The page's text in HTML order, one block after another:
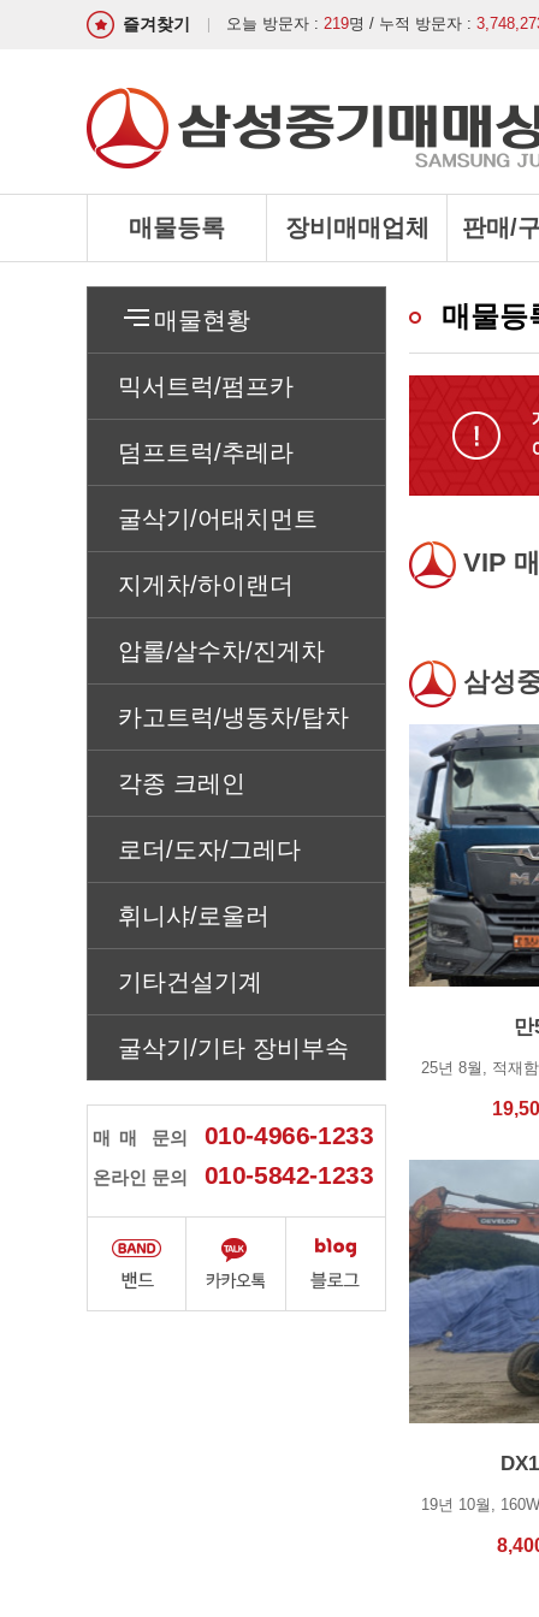
즐겨찾기 오늘 방문자 : 219명 / 누적 방문자 :
매물등록 장비매매업체 판매/
매물현황
믹서트럭/펌프카
덤프트럭/추레라
굴삭기/어태치먼트
지게차/하이랜더
압롤/살수차/진게차
카고트럭/냉동차/탑차
각종 크레인
로더/도자/그레다
휘니샤/로울러
기타건설기계
굴삭기/기타 장비부속
매매 문의 010-4966-1233
온라인 문의 010-5842-1233
매물등
VIP
삼성
만